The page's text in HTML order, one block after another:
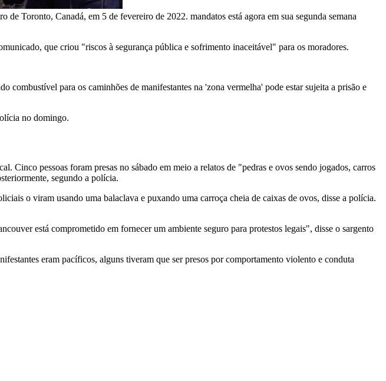
Toronto, Canadá, em 5 de fevereiro de 2022. mandatos está agora em sua segunda semana
que criou "riscos à segurança pública e sofrimento inaceitável" para os moradores.
para os caminhões de manifestantes na 'zona vermelha' pode estar sujeita a prisão e
no domingo.
Cinco pessoas foram presas no sábado em meio a relatos de "pedras e ovos sendo jogados, carros
segundo a polícia.
o viram usando uma balaclava e puxando uma carroça cheia de caixas de ovos, disse a polícia.
está comprometido em fornecer um ambiente seguro para protestos legais", disse o sargento
eram pacíficos, alguns tiveram que ser presos por comportamento violento e conduta